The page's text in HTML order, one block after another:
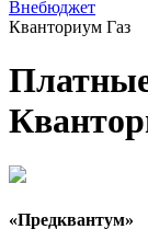
Внебюджет
Кванториум Газ
«Предквантум»